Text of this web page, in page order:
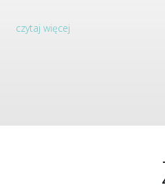
czytaj więcej